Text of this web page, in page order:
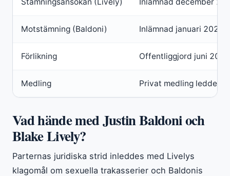
Motstämning (Baldoni) Inlämnad januari 2025,
Förlikning Offentliggjord juni
Medling Privat medling ledde
Vad hände med Justin Baldoni och
Blake Lively?
Parternas juridiska strid inleddes med Livelys
klagomål om sexuella trakasserier och Baldonis